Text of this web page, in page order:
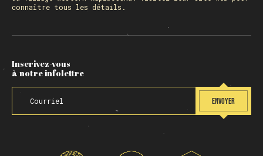
connaître tous les détails.
Inscrivez-vous
à notre infolettre
ENVOYER